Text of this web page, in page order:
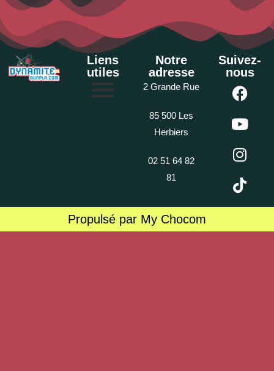
Liens
utiles
Notre
adresse
2 Grande Rue
85 500 Les
Herbiers
02 51 64 82
81
Suivez-
nous
Propulsé par My Chocom